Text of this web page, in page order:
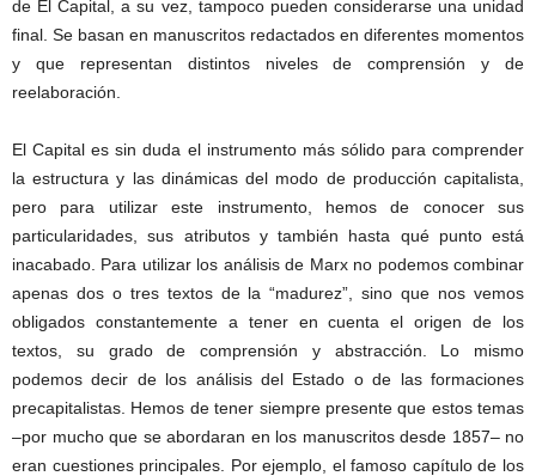
de El Capital, a su vez, tampoco pueden considerarse una unidad
final. Se basan en manuscritos redactados en diferentes momentos
y que representan distintos niveles de comprensión y de
reelaboración.
El Capital es sin duda el instrumento más sólido para comprender
la estructura y las dinámicas del modo de producción capitalista,
pero para utilizar este instrumento, hemos de conocer sus
particularidades, sus atributos y también hasta qué punto está
inacabado. Para utilizar los análisis de Marx no podemos combinar
apenas dos o tres textos de la “madurez”, sino que nos vemos
obligados constantemente a tener en cuenta el origen de los
textos, su grado de comprensión y abstracción. Lo mismo
podemos decir de los análisis del Estado o de las formaciones
precapitalistas. Hemos de tener siempre presente que estos temas
–por mucho que se abordaran en los manuscritos desde 1857– no
eran cuestiones principales. Por ejemplo, el famoso capítulo de los